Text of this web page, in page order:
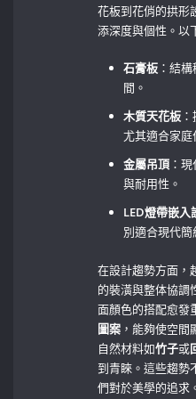
花板到花俏的拱形
添深度與個性。以
石膏板 ：結
間。
木質天花板
尤其適合家庭
金屬吊頂 ：
與耐用性。
LED燈帶嵌入
別適合現代簡
在設計趨勢方面，
的裝潢與整体協調
面顏色的搭配愈發
圖案 ，能夠使空
自然材料如竹子或
到青睞。這些趨勢
們對於美學的追求